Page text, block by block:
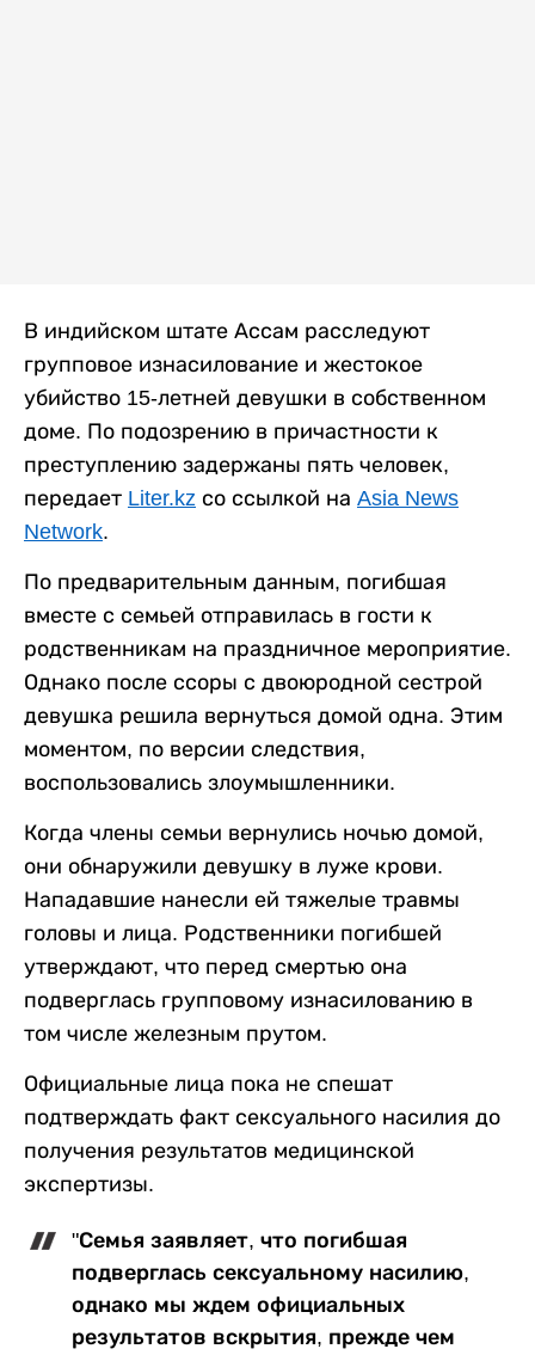
В индийском штате Ассам расследуют
групповое изнасилование и жестокое
убийство 15-летней девушки в собственном
доме. По подозрению в причастности к
преступлению задержаны пять человек,
передает Liter.kz со ссылкой на Asia News
Network.
По предварительным данным, погибшая
вместе с семьей отправилась в гости к
родственникам на праздничное мероприятие.
Однако после ссоры с двоюродной сестрой
девушка решила вернуться домой одна. Этим
моментом, по версии следствия,
воспользовались злоумышленники.
Когда члены семьи вернулись ночью домой,
они обнаружили девушку в луже крови.
Нападавшие нанесли ей тяжелые травмы
головы и лица. Родственники погибшей
утверждают, что перед смертью она
подверглась групповому изнасилованию в
том числе железным прутом.
Официальные лица пока не спешат
подтверждать факт сексуального насилия до
получения результатов медицинской
экспертизы.
"Семья заявляет, что погибшая
подверглась сексуальному насилию,
однако мы ждем официальных
результатов вскрытия, прежде чем